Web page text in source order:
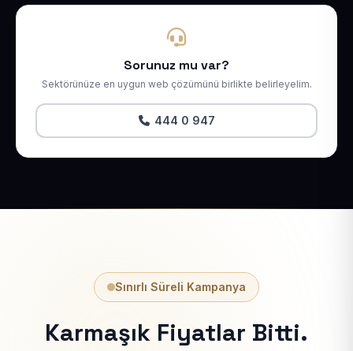
Sorunuz mu var?
Sektörünüze en uygun web çözümünü birlikte belirleyelim.
444 0 947
Sınırlı Süreli Kampanya
Karmaşık Fiyatlar Bitti.